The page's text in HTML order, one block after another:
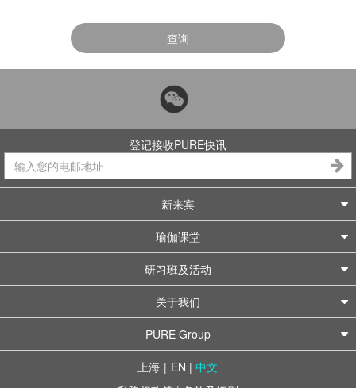
查询
登记接收PURE快讯
新来宾
瑜伽课堂
研习班及活动
关于我们
PURE Group
上海 | EN | 中文